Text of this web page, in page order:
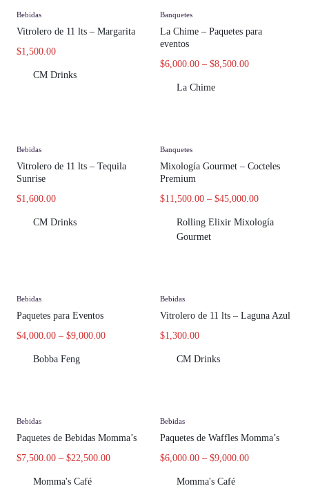
Bebidas
Vitrolero de 11 lts – Margarita
$1,500.00
CM Drinks
Banquetes
La Chime – Paquetes para
eventos
$6,000.00 – $8,500.00
La Chime
Bebidas
Vitrolero de 11 lts – Tequila
Sunrise
$1,600.00
CM Drinks
Banquetes
Mixología Gourmet – Cocteles
Premium
$11,500.00 – $45,000.00
Rolling Elixir Mixología
Gourmet
Bebidas
Paquetes para Eventos
$4,000.00 – $9,000.00
Bobba Feng
Bebidas
Vitrolero de 11 lts – Laguna Azul
$1,300.00
CM Drinks
Bebidas
Paquetes de Bebidas Momma’s
$7,500.00 – $22,500.00
Momma's Café
Bebidas
Paquetes de Waffles Momma’s
$6,000.00 – $9,000.00
Momma's Café